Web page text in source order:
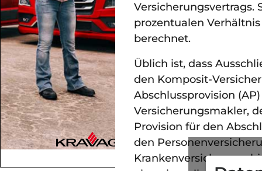
Versicherungsvertrags.
prozentualen
berechnet.
Üblich ist, dass
den Komposit-
Abschlussprovision
Versicherungsmakler,
Provision für den
den
Krankenversicherung